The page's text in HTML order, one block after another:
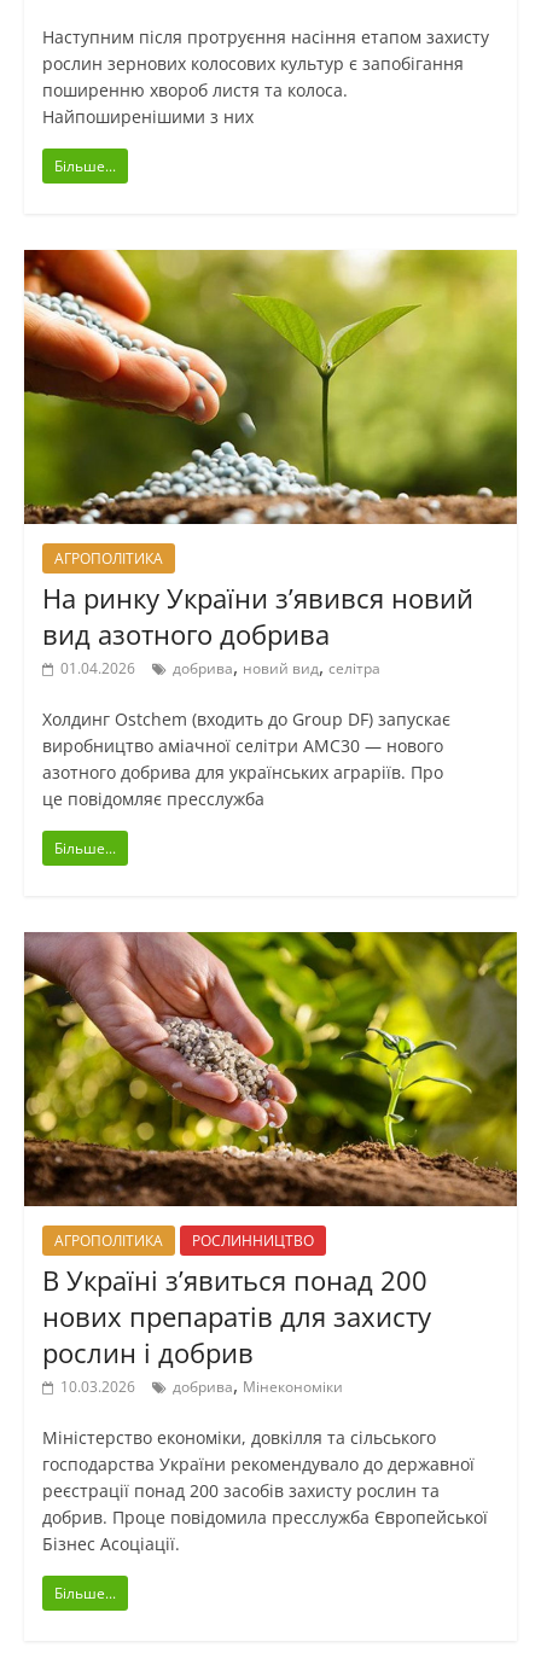
Наступним після протруєння насіння етапом захисту
рослин зернових колосових культур є запобігання
поширенню хвороб листя та колоса.
Найпоширенішими з них
Більше...
АГРОПОЛІТИКА
На ринку України з’явився новий
вид азотного добрива
01.04.2026 добрива, новий вид, селітра
Холдинг Ostchem (входить до Group DF) запускає
виробництво аміачної селітри АМС30 — нового
азотного добрива для українських аграріїв. Про
це повідомляє пресслужба
Більше...
АГРОПОЛІТИКА РОСЛИННИЦТВО
В Україні з’явиться понад 200
нових препаратів для захисту
рослин і добрив
10.03.2026 добрива, Мінекономіки
Міністерство економіки, довкілля та сільського
господарства України рекомендувало до державної
реєстрації понад 200 засобів захисту рослин та
добрив. Проце повідомила пресслужба Європейської
Бізнес Асоціації.
Більше...